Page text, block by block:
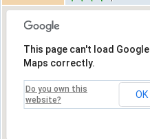
This page can't load Google
Maps correctly.
Do you own this
website?
OK